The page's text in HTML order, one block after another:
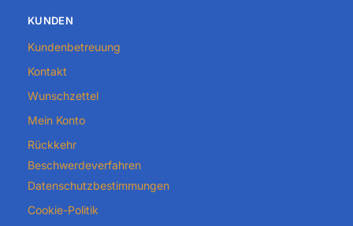
KUNDEN
Kundenbetreuung
Kontakt
Wunschzettel
Mein Konto
Rückkehr
Beschwerdeverfahren
Datenschutzbestimmungen
Cookie-Politik